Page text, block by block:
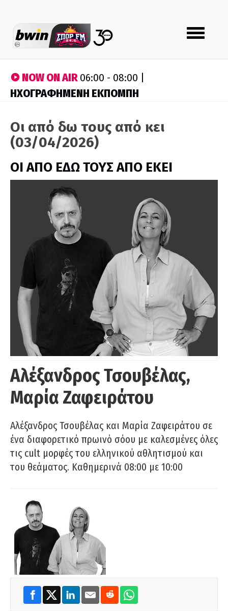
Toggle
navigation
NOW ON AIR06:00 - 08:00 |
ΗΧΟΓΡΑΦΗΜΕΝΗ ΕΚΠΟΜΠΗ
Οι από δω τους από κει
(03/04/2026)
ΟΙ ΑΠΟ ΕΔΩ ΤΟΥΣ ΑΠΟ ΕΚΕΙ
Αλέξανδρος Τσουβέλας,
Μαρία Ζαφειράτου
Αλέξανδρος Τσουβέλας και Μαρία Ζαφειράτου σε
ένα διαφορετικό πρωινό σόου με καλεσμένες όλες
τις cult μορφές του ελληνικού αθλητισμού και
του θεάματος. Καθημερινά 08:00 με 10:00